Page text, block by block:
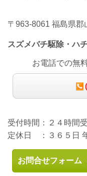
〒963-8061 福島県
スズメバチ駆除・ハ
お電話での無
受付時間：２４時間
定休日 ：３６５日
お問合せフォーム